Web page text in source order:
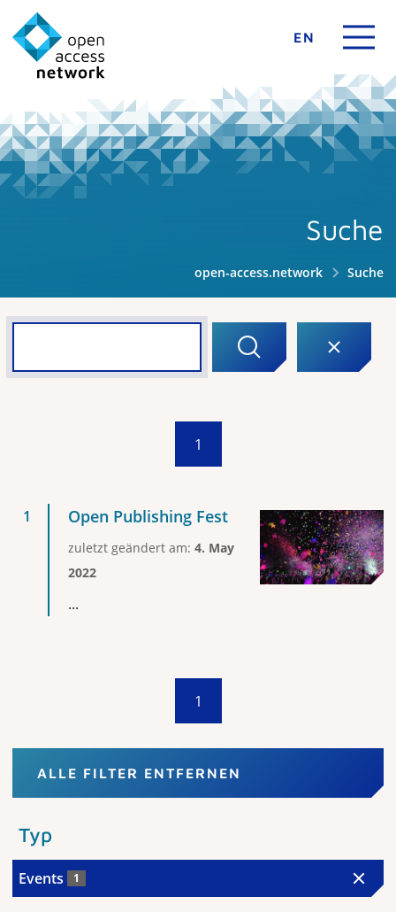
EN
Suche
open-access.network Suche
1
Open Publishing Fest
zuletzt geändert am: 4. May
2022
...
1
ALLE FILTER ENTFERNEN
Typ
Events 1